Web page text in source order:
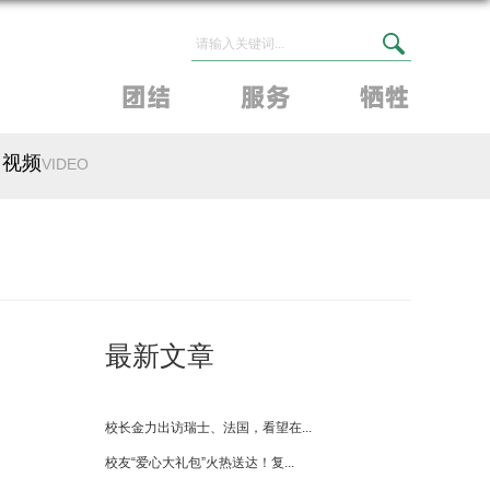
视频VIDEO
最新文章